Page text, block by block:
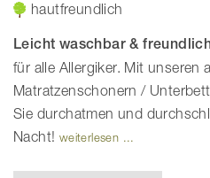
hautfreundlich
Leicht waschbar &
für alle Allergiker. Mit unseren
Matratzenschonern /
Sie durchatmen und
Nacht! weiterlesen ...